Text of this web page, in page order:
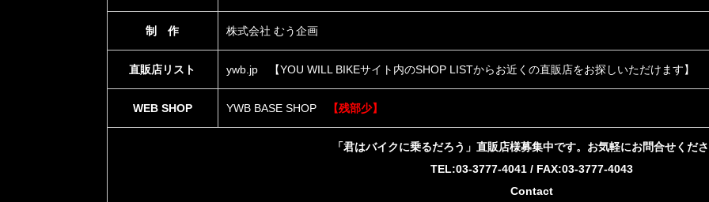
制 作 株式会社 むう企画
直販店リスト ywb.jp【YOU WILL BIKEサイト内のSHOP LISTからお近くの直販店をお探しいただけます】
WEB SHOP YWB BASE SHOP 【残部少】
「君はバイクに乗るだろう」直販店様募集中です。お気軽にお問合せくだ
TEL:03-3777-4041 / FAX:03-3777-4043
Contact